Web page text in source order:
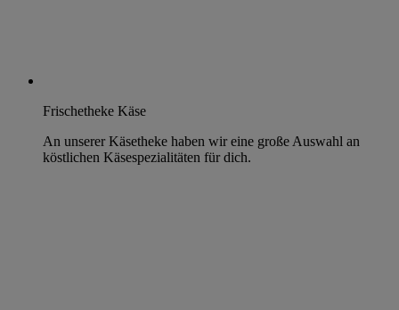
Frischetheke Käse
An unserer Käsetheke haben wir eine große Auswahl an
köstlichen Käsespezialitäten für dich.